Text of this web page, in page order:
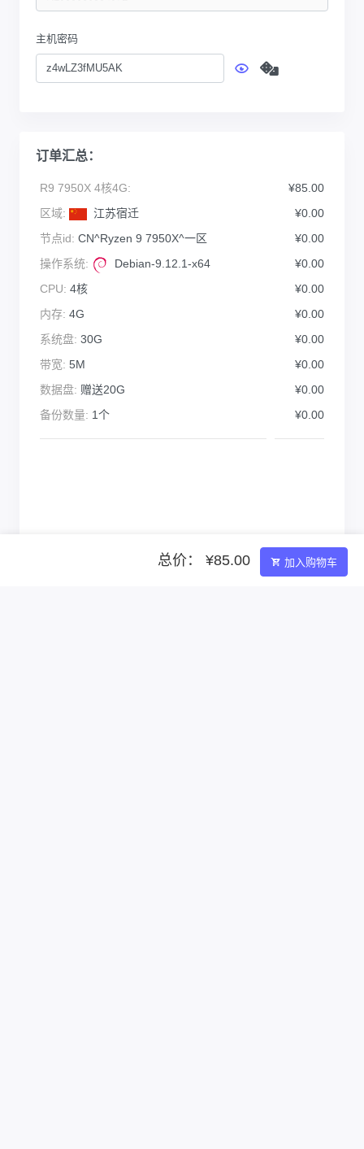
主机密码
订单汇总：
R9 7950X 4核4G:
¥85.00
区域:
江苏宿迁
¥0.00
节点id: CN^Ryzen 9 7950X^一区
¥0.00
操作系统:
Debian-9.12.1-x64
¥0.00
CPU: 4核
¥0.00
内存: 4G
¥0.00
系统盘: 30G
¥0.00
带宽: 5M
¥0.00
数据盘: 赠送20G
¥0.00
备份数量: 1个 ¥0.00
总价： ¥85.00 加入购物车